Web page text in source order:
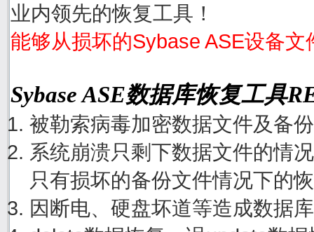
业内领先的恢复工具！
能够从损坏的Sybase ASE设备
Sybase ASE数据库恢复工具
被勒索病毒加密数据文件及备
系统崩溃只剩下数据文件的情
只有损坏的备份文件情况下的
因断电、硬盘坏道等造成数据